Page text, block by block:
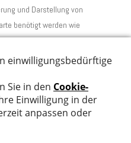
und Darstellung von
benötigt werden wie
von Google
Apis, Suchbegriffe, IP-
des Routenplaners
Google-Werbe-ID,
auf Google Maps einen